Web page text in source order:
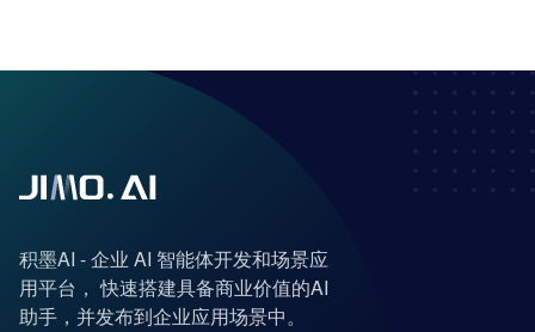
积墨AI - 企业 AI 智能体开发和场景应
用平台， 快速搭建具备商业价值的AI
助手，并发布到企业应用场景中。